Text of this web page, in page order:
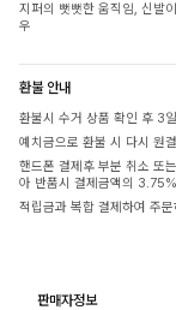
지퍼의 뻣뻣한 움직임, 신발
우
환불 안내
환불시 수거 상품 확인 후 3
예치금으로 환불 시 다시 원
핸드폰 결제후 부분 취소 또
아 반품시 결제금액의
적립금과 복합 결제하여 주
판매자정보